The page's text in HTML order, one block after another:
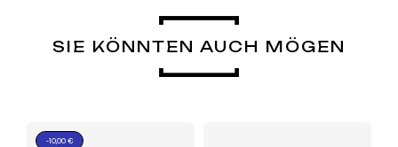
SIE KÖNNTEN AUCH MÖGEN
-10,00 €